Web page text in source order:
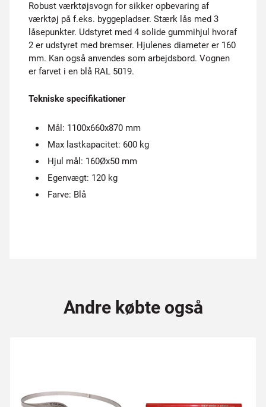
Robust værktøjsvogn for sikker opbevaring af
værktøj på f.eks. byggepladser. Stærk lås med 3
låsepunkter. Udstyret med 4 solide gummihjul hvoraf
2 er udstyret med bremser. Hjulenes diameter er 160
mm. Kan også anvendes som arbejdsbord. Vognen
er farvet i en blå RAL 5019.
Tekniske specifikationer
Mål: 1100x660x870 mm
Max lastkapacitet: 600 kg
Hjul mål: 160Øx50 mm
Egenvægt: 120 kg
Farve: Blå
Andre købte også